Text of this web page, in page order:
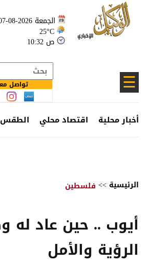
الجمعة 2026-08-07
25°C
10:32 ص
☰ تواصل
أخبار محلية اقتصاد محلي الطقس
الرئيسية >> فلسطين
أيوب .. حين عاد له
الرؤية والأمل